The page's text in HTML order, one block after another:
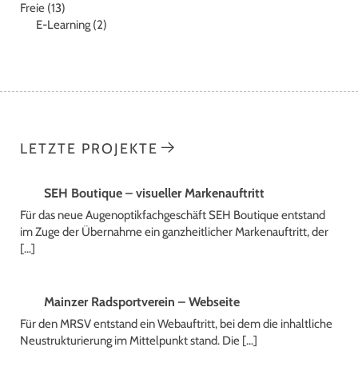
Freie (13)
E-Learning (2)
LETZTE PROJEKTE
SEH Boutique – visueller Markenauftritt
Für das neue Augenoptikfachgeschäft SEH Boutique entstand
im Zuge der Übernahme ein ganzheitlicher Markenauftritt, der
[…]
Mainzer Radsportverein – Webseite
Für den MRSV entstand ein Webauftritt, bei dem die inhaltliche
Neustrukturierung im Mittelpunkt stand. Die […]